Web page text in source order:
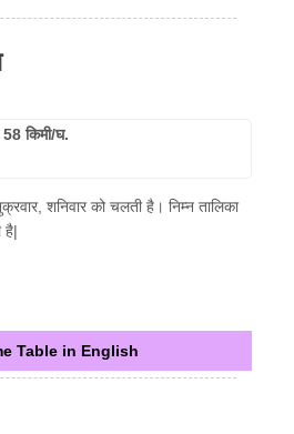
58 किमी/घ.
शनिवार को चलती है। निम्न तालिका
है|
Table in English